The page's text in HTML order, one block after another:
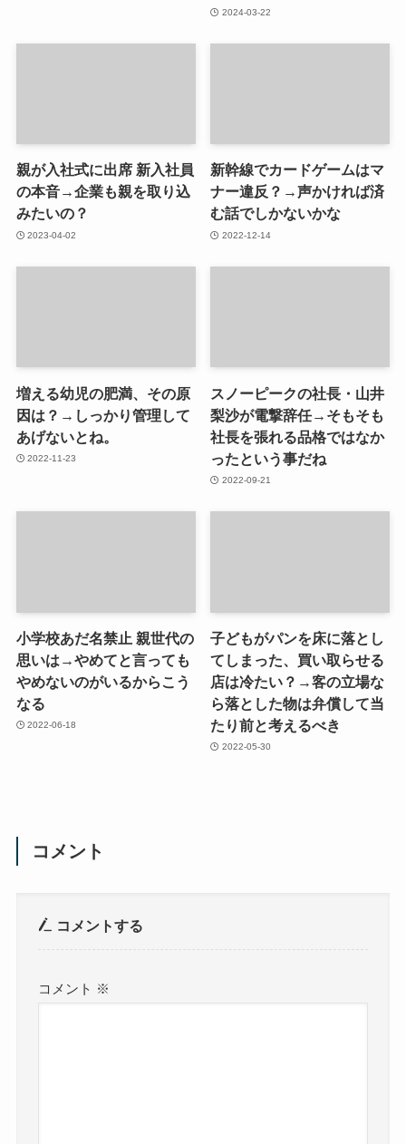
2024-03-22
親が入社式に出席 新入社員
の本音→企業も親を取り込
みたいの？
2023-04-02
新幹線でカードゲームはマ
ナー違反？→声かければ済
む話でしかないかな
2022-12-14
増える幼児の肥満、その原
因は？→しっかり管理して
あげないとね。
2022-11-23
スノーピークの社長・山井
梨沙が電撃辞任→そもそも
社長を張れる品格ではなか
ったという事だね
2022-09-21
小学校あだ名禁止 親世代の
思いは→やめてと言っても
やめないのがいるからこう
なる
2022-06-18
子どもがパンを床に落とし
てしまった、買い取らせる
店は冷たい？→客の立場な
ら落とした物は弁償して当
たり前と考えるべき
2022-05-30
コメント
コメントする
コメント ※